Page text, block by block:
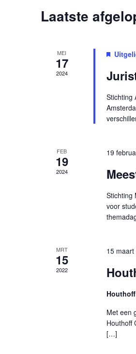
Kalender
Laatste
MEI
17
2024
Stichting
FEB
19
2024
19
Stichting
voor
MRT
15
2022
15
Met een
Houthoff
[…]